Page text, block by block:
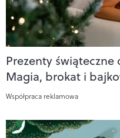
Prezenty świąteczne
Magia, brokat i
Współpraca reklamowa